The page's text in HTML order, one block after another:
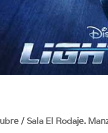
/ Sala El Rodaje.